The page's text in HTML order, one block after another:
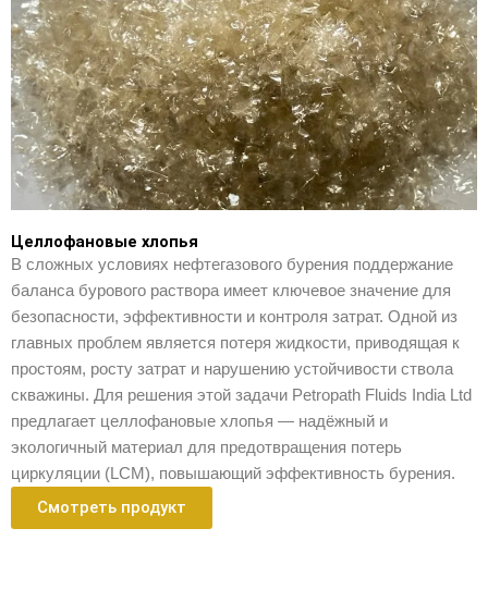
Целлофановые хлопья
В сложных условиях нефтегазового бурения поддержание
баланса бурового раствора имеет ключевое значение для
безопасности, эффективности и контроля затрат. Одной из
главных проблем является потеря жидкости, приводящая к
простоям, росту затрат и нарушению устойчивости ствола
скважины. Для решения этой задачи Petropath Fluids India Ltd
предлагает целлофановые хлопья — надёжный и
экологичный материал для предотвращения потерь
циркуляции (LCM), повышающий эффективность бурения.
Смотреть продукт